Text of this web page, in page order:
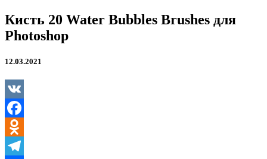
Кисть
20
Water
Brushes
Photoshop
Кисть 20 Water Bubbles Brushes для
Photoshop
12.03.2021
VK
Facebook
Odnoklassniki